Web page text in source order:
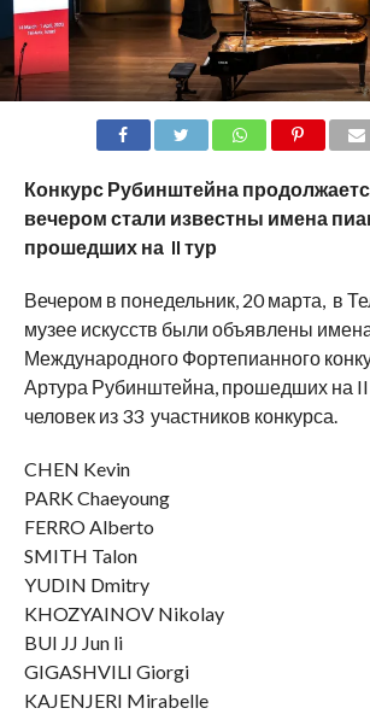
Конкурс Рубинштейна
вечером стали известны имена
прошедших на II тур
Вечером в понедельник, 20 марта, в
музее искусств были объявлены
Международного Фортепианного
Артура Рубинштейна, прошедших на II
человек из 33 участников конкурса.
CHEN Kevin
PARK Chaeyoung
FERRO Alberto
SMITH Talon
YUDIN Dmitry
KHOZYAINOV Nikolay
BUI JJ Jun li
GIGASHVILI Giorgi
KAJENJERI Mirabelle